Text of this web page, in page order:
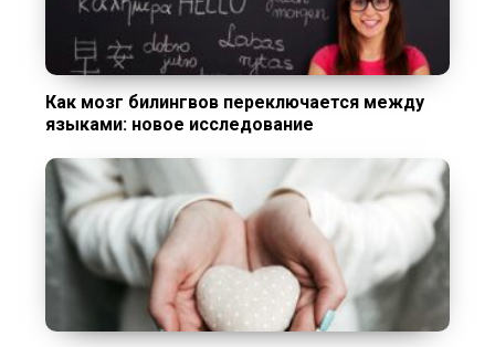
Как мозг билингвов переключается между
языками: новое исследование